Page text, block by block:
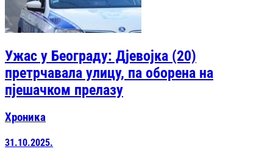
Ужас у Београду: Дјевојка (20)
претрчавала улицу, па оборена на
пјешачком прелазу
Хроника
31.10.2025.